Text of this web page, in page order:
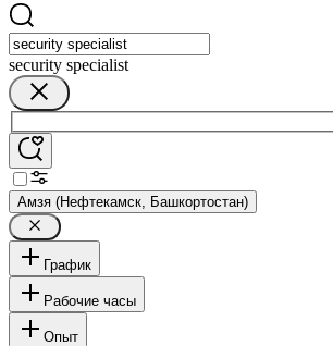
security specialist
Амзя (Нефтекамск, Башкортостан)
График
Рабочие часы
Опыт